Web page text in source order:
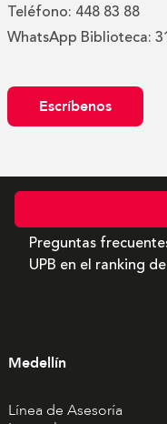
Teléfono: 448 83 88
WhatsApp Biblioteca:
Escríbenos
Preguntas
UPB en el ranking
Medellín
Línea de Asesoría